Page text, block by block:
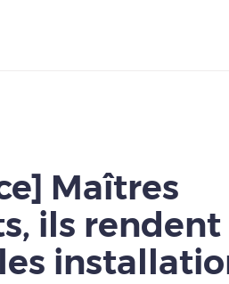
Maîtres
ils rendent